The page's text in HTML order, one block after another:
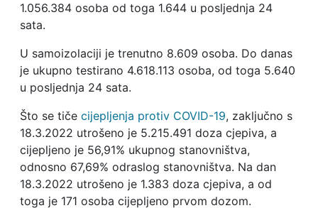
1.056.384 osoba od toga 1.644 u posljednja 24
sata.
U samoizolaciji je trenutno 8.609 osoba. Do danas
je ukupno testirano 4.618.113 osoba, od toga 5.640
u posljednja 24 sata.
Što se tiče cijepljenja protiv COVID-19, zaključno s
18.3.2022 utrošeno je 5.215.491 doza cjepiva, a
cijepljeno je 56,91% ukupnog stanovništva,
odnosno 67,69% odraslog stanovništva. Na dan
18.3.2022 utrošeno je 1.383 doza cjepiva, a od
toga je 171 osoba cijepljeno prvom dozom.